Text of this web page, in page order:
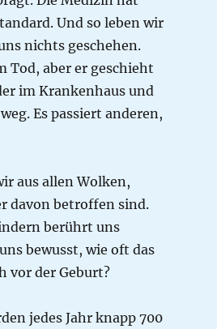
Und so leben wir
nichts geschehen.
Tod, aber er geschieht
im Krankenhaus und
Es passiert anderen,
aus allen Wolken,
davon betroffen sind.
berührt uns
bewusst, wie oft das
vor der Geburt?
jedes Jahr knapp 700